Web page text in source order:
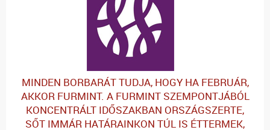
MINDEN BORBARÁT TUDJA, HOGY HA FEBRUÁR,
AKKOR FURMINT. A FURMINT SZEMPONTJÁBÓL
KONCENTRÁLT IDŐSZAKBAN ORSZÁGSZERTE,
SŐT IMMÁR HATÁRAINKON TÚL IS ÉTTERMEK,